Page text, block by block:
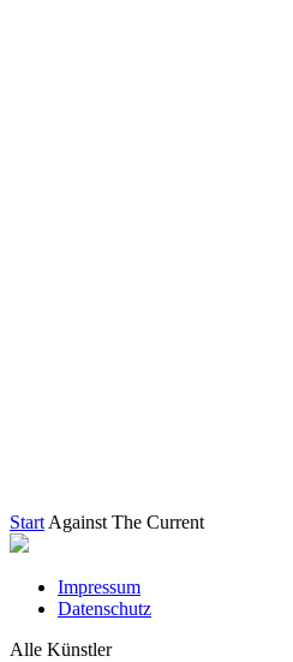
Start Against The Current
Impressum
Datenschutz
Alle Künstler